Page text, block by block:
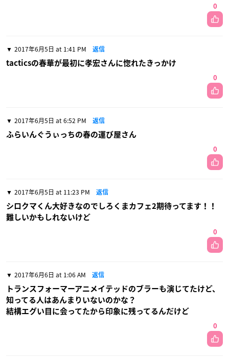
0
2017年6月5日 at 1:41 PM 返信
tacticsの春華が最初に孝宏さんに惚れたきっかけ
0
2017年6月5日 at 6:52 PM 返信
ふらいんぐうぃっちの春の運び屋さん
0
2017年6月5日 at 11:23 PM 返信
シロクマくん大好きなのでしろくまカフェ2期待ってます！！
難しいかもしれないけど
0
2017年6月6日 at 1:06 AM 返信
トランスフォーマーアニメイテッドのブラーも演じてたけど、
知ってる人はあんまりいないのかな？
結構エグい目に会ってたから印象に残ってるんだけど
0